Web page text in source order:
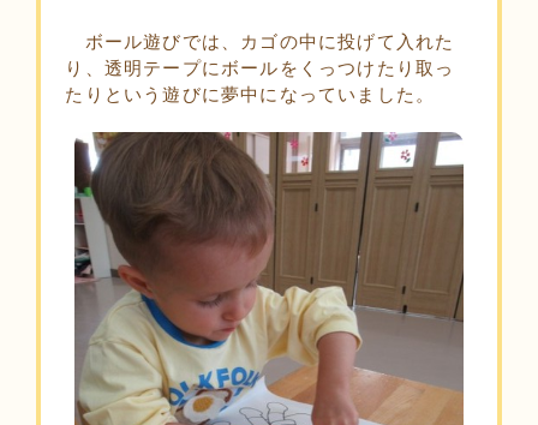
ボール遊びでは、カゴの中に投げて入れた
り、透明テープにボールをくっつけたり取っ
たりという遊びに夢中になっていました。